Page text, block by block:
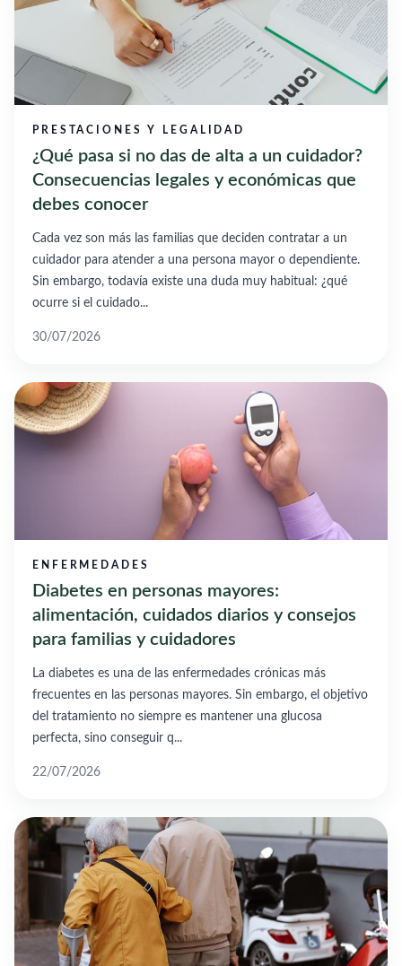
PRESTACIONES Y LEGALIDAD
¿Qué pasa si no das de alta a un cuidador?
Consecuencias legales y económicas que
debes conocer
Cada vez son más las familias que deciden contratar a un
cuidador para atender a una persona mayor o dependiente.
Sin embargo, todavía existe una duda muy habitual: ¿qué
ocurre si el cuidado...
30/07/2026
ENFERMEDADES
Diabetes en personas mayores:
alimentación, cuidados diarios y consejos
para familias y cuidadores
La diabetes es una de las enfermedades crónicas más
frecuentes en las personas mayores. Sin embargo, el objetivo
del tratamiento no siempre es mantener una glucosa
perfecta, sino conseguir q...
22/07/2026